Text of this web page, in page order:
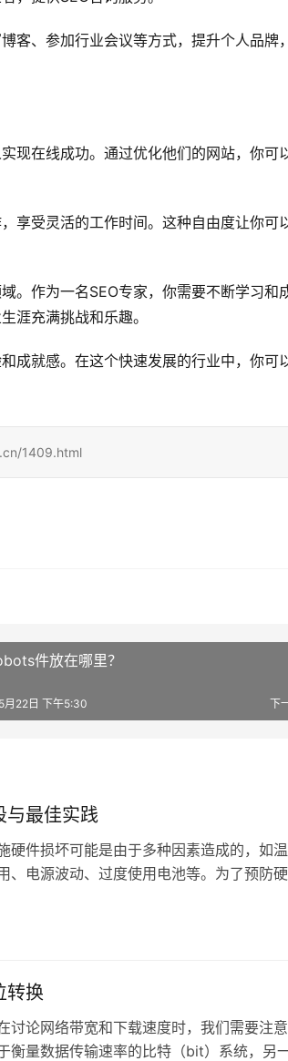
客、参加行业会议等方式，提升个人品牌
现在线成功。通过优化他们的网站，你可
享受灵活的工作时间。这种自由度让你可
。作为一名SEO专家，你需要不断学习和
涯充满挑战和乐趣。
成就感。在这个快速发展的行业中，你可
1409.html
件放在哪里？
下
月22日 下午5:30
与最佳实践
硬件损坏可能是由于多种因素造成的，如
、电源波动、过度使用电池等。为了预防
转换
讨论网络带宽和下载速度时，我们需要注
衡量数据传输速率的比特（bit）系统，另